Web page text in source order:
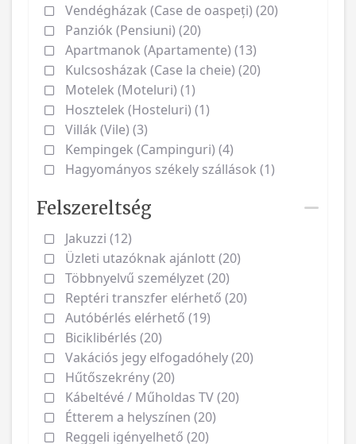
Vendégházak (Case de oaspeți) (20)
Panziók (Pensiuni) (20)
Apartmanok (Apartamente) (13)
Kulcsosházak (Case la cheie) (20)
Motelek (Moteluri) (1)
Hosztelek (Hosteluri) (1)
Villák (Vile) (3)
Kempingek (Campinguri) (4)
Hagyományos székely szállások (1)
Felszereltség
Jakuzzi (12)
Üzleti utazóknak ajánlott (20)
Többnyelvű személyzet (20)
Reptéri transzfer elérhető (20)
Autóbérlés elérhető (19)
Biciklibérlés (20)
Vakációs jegy elfogadóhely (20)
Hűtőszekrény (20)
Kábeltévé / Műholdas TV (20)
Étterem a helyszínen (20)
Reggeli igényelhető (20)